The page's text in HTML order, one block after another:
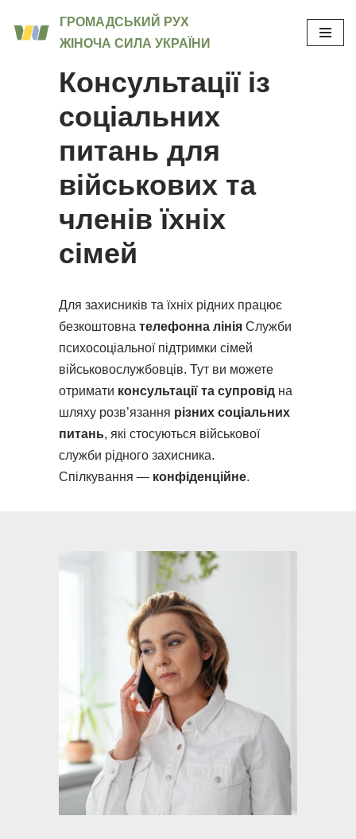
Перейти
ГРОМАДСЬКИЙ РУХ
ЖІНОЧА СИЛА УКРАЇНИ
Консультації із
соціальних
питань для
військових та
членів їхніх
сімей
Для захисників та їхніх рідних працює
безкоштовна телефонна лінія Служби
психосоціальної підтримки сімей
військовослужбовців. Тут ви можете
отримати консультації та супровід на
шляху розв’язання різних соціальних
питань, які стосуються військової
служби рідного захисника.
Спілкування — конфіденційне.